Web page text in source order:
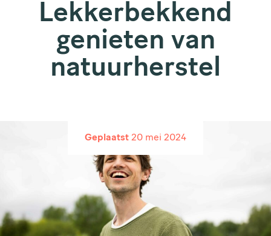
Lekkerbekkend
genieten van
natuurherstel
Geplaatst 20 mei 2024